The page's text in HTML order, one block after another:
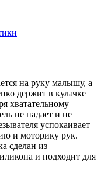
на руку малышу, а
держит в кулачке
хватательному
не падает и не
успокаивает
и моторику рук.
сделан из
и подходит для